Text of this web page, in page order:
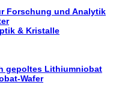
Forschung und Analytik
& Kristalle
gepoltes Lithiumniobat
Wafer